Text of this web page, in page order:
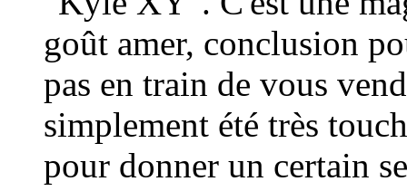
goût amer, conclusion
pas en train de vous
simplement été très
pour donner un certain